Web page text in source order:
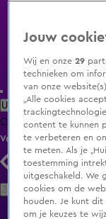
Uitzending Gemist
ClipsFilmsRadio
Volg KIJK
Zoeken
Jouw
Wij en onze29
technieken om
van onze
„Alle cookies
content te kunnen
te verbeteren en
te meten. Als je
toestemming
uitgeschakeld. We
cookies om de
houden. Je kunt
om je keuzes te